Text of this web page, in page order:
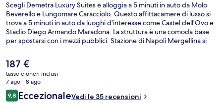
Scegli Demetra Luxury Suites e alloggia a 5 minuti in auto da Molo
Beverello e Lungomare Caracciolo. Questo affittacamere di lusso si
trova a 5 minuti in auto da luoghi d'interesse come Castel dell'Ovo e
Stadio Diego Armando Maradona. La struttura è una comoda base
per spostarsi con i mezzi pubblici: Stazione di Napoli Mergellina si
8.
Il
prezzo
attuale
è
187 €
187 €
tasse e oneri inclusi
7 ago - 8 ago
Recensioni
9,89,8 su 10
EccezionaleVedi le 35 recensioni